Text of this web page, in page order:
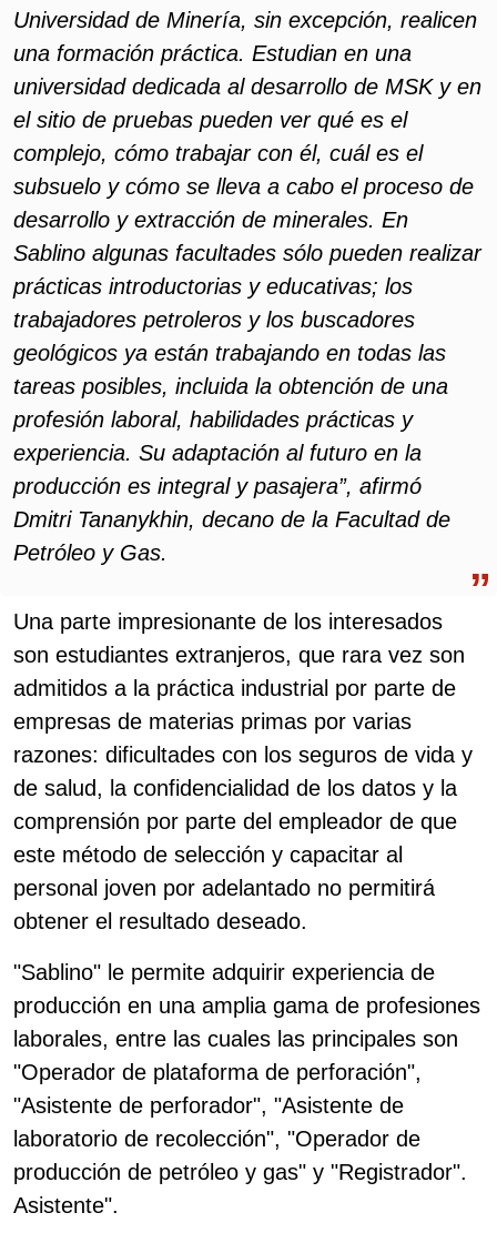
Universidad de Minería, sin excepción, realicen
una formación práctica. Estudian en una
universidad dedicada al desarrollo de MSK y en
el sitio de pruebas pueden ver qué es el
complejo, cómo trabajar con él, cuál es el
subsuelo y cómo se lleva a cabo el proceso de
desarrollo y extracción de minerales. En
Sablino algunas facultades sólo pueden realizar
prácticas introductorias y educativas; los
trabajadores petroleros y los buscadores
geológicos ya están trabajando en todas las
tareas posibles, incluida la obtención de una
profesión laboral, habilidades prácticas y
experiencia. Su adaptación al futuro en la
producción es integral y pasajera”, afirmó
Dmitri Tananykhin, decano de la Facultad de
Petróleo y Gas.
Una parte impresionante de los interesados ​​
son estudiantes extranjeros, que rara vez son
admitidos a la práctica industrial por parte de
empresas de materias primas por varias
razones: dificultades con los seguros de vida y
de salud, la confidencialidad de los datos y la
comprensión por parte del empleador de que
este método de selección y capacitar al
personal joven por adelantado no permitirá
obtener el resultado deseado.
"Sablino" le permite adquirir experiencia de
producción en una amplia gama de profesiones
laborales, entre las cuales las principales son
"Operador de plataforma de perforación",
"Asistente de perforador", "Asistente de
laboratorio de recolección", "Operador de
producción de petróleo y gas" y "Registrador".
Asistente".